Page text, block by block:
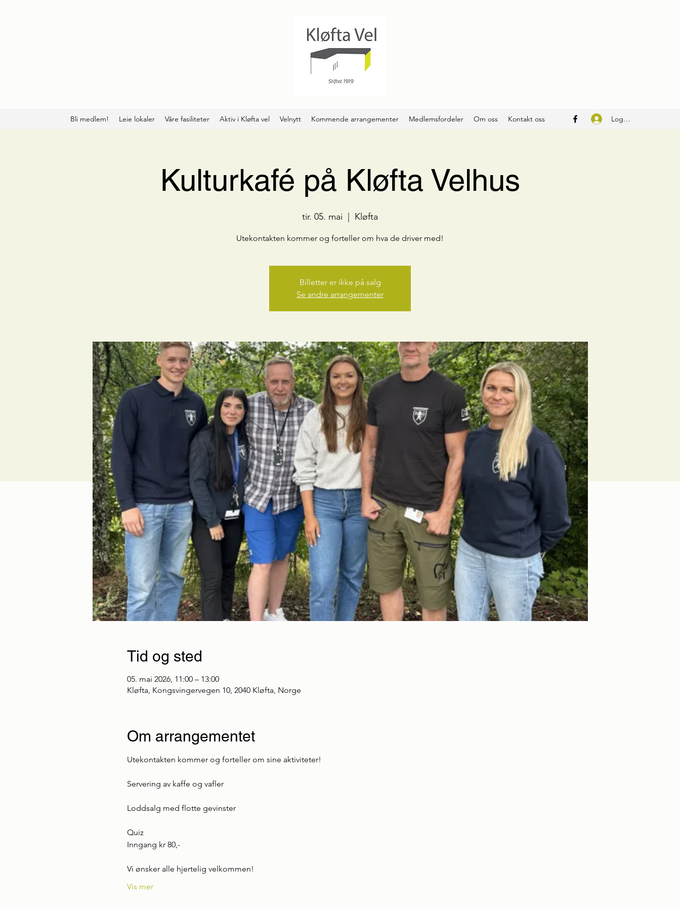
Bli medlem! Leie lokaler Våre fasiliteter Aktiv i Kløfta vel Velnytt Kommende arrangementer Medlemsfordeler Om oss Kontakt oss Logg inn
Kulturkafé på Kløfta Velhus
tir. 05. mai Kløfta
Utekontakten kommer og forteller om hva de driver med!
Billetter er ikke på salg
Se andre arrangementer
Tid og sted
05. mai 2026, 11:00 – 13:00
Kløfta, Kongsvingervegen 10, 2040 Kløfta, Norge
Om arrangementet
Utekontakten kommer og forteller om sine aktiviteter!
Servering av kaffe og vafler
Loddsalg med flotte gevinster
Quiz
Inngang kr 80,-
Vi ønsker alle hjertelig velkommen!
Vis mer